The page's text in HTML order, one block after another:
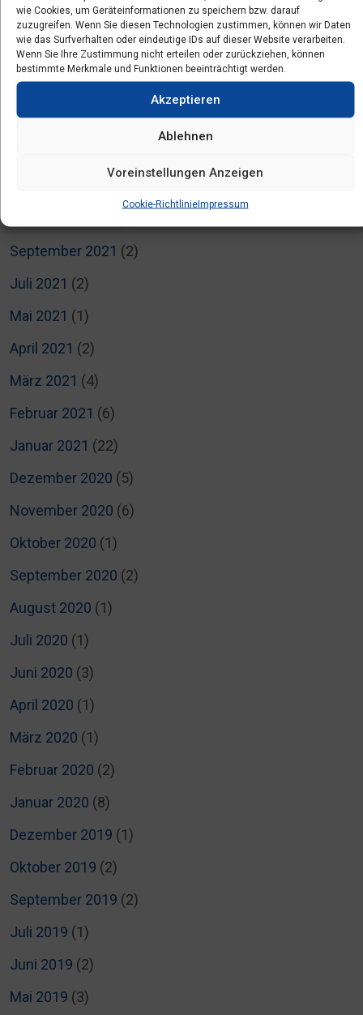
wie Cookies, um Geräteinformationen zu speichern bzw. darauf
zuzugreifen. Wenn Sie diesen Technologien zustimmen, können wir Daten
wie das Surfverhalten oder eindeutige IDs auf dieser Website verarbeiten.
Wenn Sie Ihre Zustimmung nicht erteilen oder zurückziehen, können
bestimmte Merkmale und Funktionen beeinträchtigt werden.
Akzeptieren
Ablehnen
Voreinstellungen Anzeigen
Cookie-RichtlinieImpressum
Juli 2022(5)
Juni 2022(3)
April 2022
März 2022(3)
September 2021 (2)
Juli 2021 (2)
Mai 2021 (1)
April 2021 (2)
März 2021 (4)
Februar 2021 (6)
Januar 2021 (22)
Dezember 2020 (5)
November 2020 (6)
Oktober 2020 (1)
September 2020 (2)
August 2020 (1)
Juli 2020 (1)
Juni 2020 (3)
April 2020 (1)
März 2020 (1)
Februar 2020 (2)
Januar 2020 (8)
Dezember 2019 (1)
Oktober 2019 (2)
September 2019 (2)
Juli 2019 (1)
Juni 2019 (2)
Mai 2019 (3)